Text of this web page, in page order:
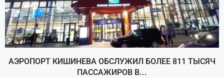
АЭРОПОРТ КИШИНЕВА ОБСЛУЖИЛ БОЛЕЕ 811 ТЫСЯЧ
ПАССАЖИРОВ В...